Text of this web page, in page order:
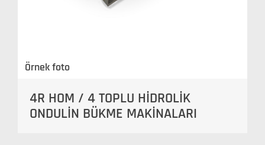
Örnek foto
4R HOM / 4 TOPLU HİDROLİK
ONDULİN BÜKME MAKİNALARI